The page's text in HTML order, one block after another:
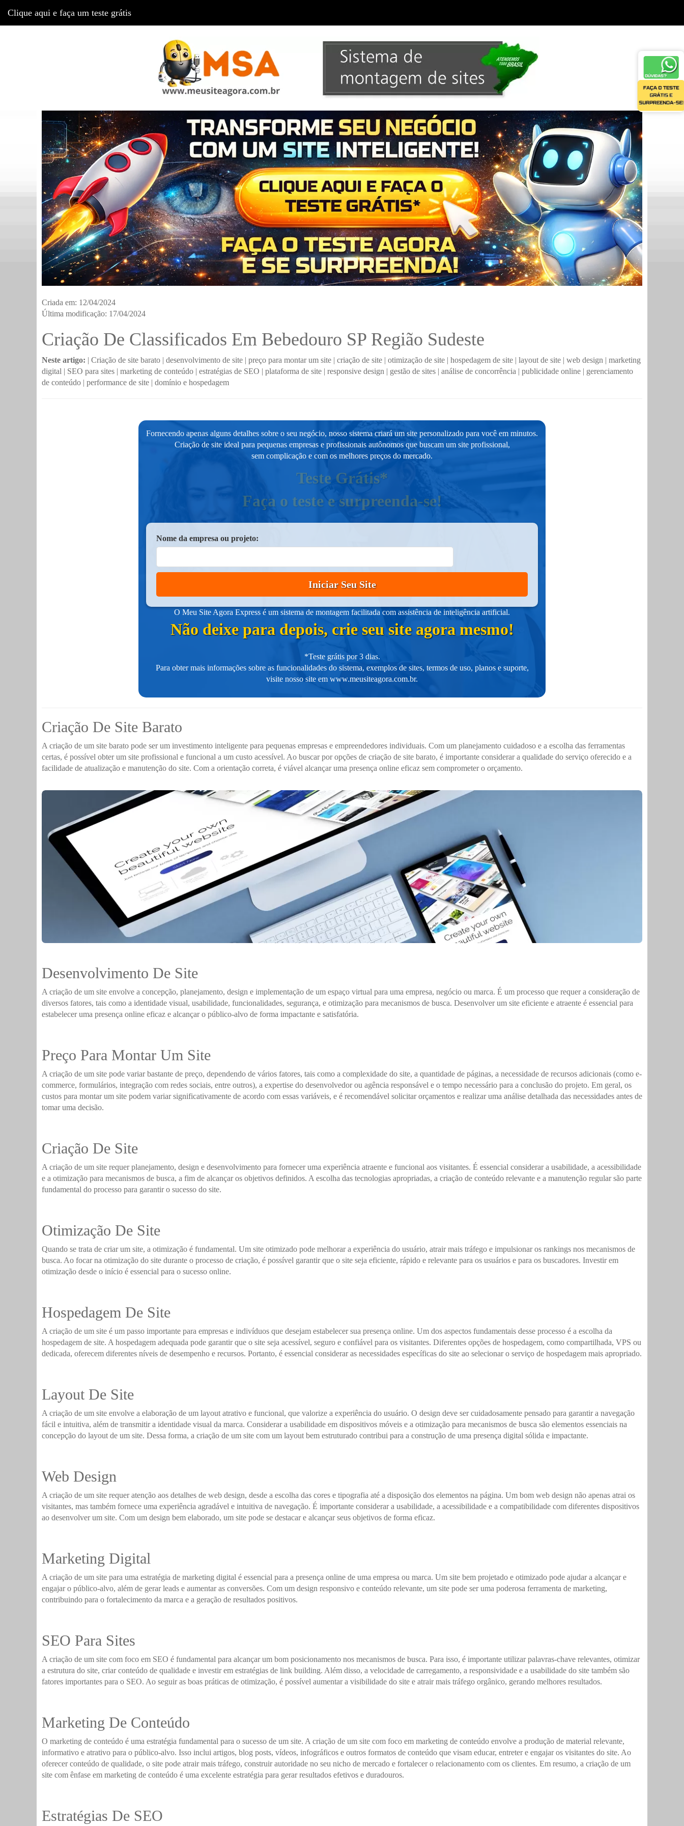
Criada em: 12/04/2024
Última modificação: 17/04/2024
Criação De Classificados Em Bebedouro SP Região Sudeste
Neste artigo: | Criação de site barato | desenvolvimento de site | preço para montar um site | criação de site | otimização de site | hospedagem de site | layout de site | web design | marketing
digital | SEO para sites | marketing de conteúdo | estratégias de SEO | plataforma de site | responsive design | gestão de sites | análise de concorrência | publicidade online | gerenciamento
de conteúdo | performance de site | domínio e hospedagem
Fornecendo apenas alguns detalhes sobre o seu negócio, nosso sistema criará um site personalizado para você em minutos.
Criação de site ideal para pequenas empresas e profissionais autônomos que buscam um site profissional,
sem complicação e com os melhores preços do mercado.
Teste Grátis*
Faça o teste e surpreenda-se!
Nome da empresa ou projeto:
Iniciar Seu Site
O Meu Site Agora Express é um sistema de montagem facilitada com assistência de inteligência artificial.
Não deixe para depois, crie seu site agora mesmo!
*Teste grátis por 3 dias.
Para obter mais informações sobre as funcionalidades do sistema, exemplos de sites, termos de uso, planos e suporte,
visite nosso site em www.meusiteagora.com.br.
Criação De Site Barato
A criação de um site barato pode ser um investimento inteligente para pequenas empresas e empreendedores individuais. Com um planejamento cuidadoso e a escolha das ferramentas
certas, é possível obter um site profissional e funcional a um custo acessível. Ao buscar por opções de criação de site barato, é importante considerar a qualidade do serviço oferecido e a
facilidade de atualização e manutenção do site. Com a orientação correta, é viável alcançar uma presença online eficaz sem comprometer o orçamento.
Desenvolvimento De Site
A criação de um site envolve a concepção, planejamento, design e implementação de um espaço virtual para uma empresa, negócio ou marca. É um processo que requer a consideração de
diversos fatores, tais como a identidade visual, usabilidade, funcionalidades, segurança, e otimização para mecanismos de busca. Desenvolver um site eficiente e atraente é essencial para
estabelecer uma presença online eficaz e alcançar o público-alvo de forma impactante e satisfatória.
Preço Para Montar Um Site
A criação de um site pode variar bastante de preço, dependendo de vários fatores, tais como a complexidade do site, a quantidade de páginas, a necessidade de recursos adicionais (como e-
commerce, formulários, integração com redes sociais, entre outros), a expertise do desenvolvedor ou agência responsável e o tempo necessário para a conclusão do projeto. Em geral, os
custos para montar um site podem variar significativamente de acordo com essas variáveis, e é recomendável solicitar orçamentos e realizar uma análise detalhada das necessidades antes de
tomar uma decisão.
Criação De Site
A criação de um site requer planejamento, design e desenvolvimento para fornecer uma experiência atraente e funcional aos visitantes. É essencial considerar a usabilidade, a acessibilidade
e a otimização para mecanismos de busca, a fim de alcançar os objetivos definidos. A escolha das tecnologias apropriadas, a criação de conteúdo relevante e a manutenção regular são parte
fundamental do processo para garantir o sucesso do site.
Otimização De Site
Quando se trata de criar um site, a otimização é fundamental. Um site otimizado pode melhorar a experiência do usuário, atrair mais tráfego e impulsionar os rankings nos mecanismos de
busca. Ao focar na otimização do site durante o processo de criação, é possível garantir que o site seja eficiente, rápido e relevante para os usuários e para os buscadores. Investir em
otimização desde o início é essencial para o sucesso online.
Hospedagem De Site
A criação de um site é um passo importante para empresas e indivíduos que desejam estabelecer sua presença online. Um dos aspectos fundamentais desse processo é a escolha da
hospedagem de site. A hospedagem adequada pode garantir que o site seja acessível, seguro e confiável para os visitantes. Diferentes opções de hospedagem, como compartilhada, VPS ou
dedicada, oferecem diferentes níveis de desempenho e recursos. Portanto, é essencial considerar as necessidades específicas do site ao selecionar o serviço de hospedagem mais apropriado.
Layout De Site
A criação de um site envolve a elaboração de um layout atrativo e funcional, que valorize a experiência do usuário. O design deve ser cuidadosamente pensado para garantir a navegação
fácil e intuitiva, além de transmitir a identidade visual da marca. Considerar a usabilidade em dispositivos móveis e a otimização para mecanismos de busca são elementos essenciais na
concepção do layout de um site. Dessa forma, a criação de um site com um layout bem estruturado contribui para a construção de uma presença digital sólida e impactante.
Web Design
A criação de um site requer atenção aos detalhes de web design, desde a escolha das cores e tipografia até a disposição dos elementos na página. Um bom web design não apenas atrai os
visitantes, mas também fornece uma experiência agradável e intuitiva de navegação. É importante considerar a usabilidade, a acessibilidade e a compatibilidade com diferentes dispositivos
ao desenvolver um site. Com um design bem elaborado, um site pode se destacar e alcançar seus objetivos de forma eficaz.
Marketing Digital
A criação de um site para uma estratégia de marketing digital é essencial para a presença online de uma empresa ou marca. Um site bem projetado e otimizado pode ajudar a alcançar e
engajar o público-alvo, além de gerar leads e aumentar as conversões. Com um design responsivo e conteúdo relevante, um site pode ser uma poderosa ferramenta de marketing,
contribuindo para o fortalecimento da marca e a geração de resultados positivos.
SEO Para Sites
A criação de um site com foco em SEO é fundamental para alcançar um bom posicionamento nos mecanismos de busca. Para isso, é importante utilizar palavras-chave relevantes, otimizar
a estrutura do site, criar conteúdo de qualidade e investir em estratégias de link building. Além disso, a velocidade de carregamento, a responsividade e a usabilidade do site também são
fatores importantes para o SEO. Ao seguir as boas práticas de otimização, é possível aumentar a visibilidade do site e atrair mais tráfego orgânico, gerando melhores resultados.
Marketing De Conteúdo
O marketing de conteúdo é uma estratégia fundamental para o sucesso de um site. A criação de um site com foco em marketing de conteúdo envolve a produção de material relevante,
informativo e atrativo para o público-alvo. Isso inclui artigos, blog posts, vídeos, infográficos e outros formatos de conteúdo que visam educar, entreter e engajar os visitantes do site. Ao
oferecer conteúdo de qualidade, o site pode atrair mais tráfego, construir autoridade no seu nicho de mercado e fortalecer o relacionamento com os clientes. Em resumo, a criação de um
site com ênfase em marketing de conteúdo é uma excelente estratégia para gerar resultados efetivos e duradouros.
Estratégias De SEO
Clique aqui e faça um teste grátis